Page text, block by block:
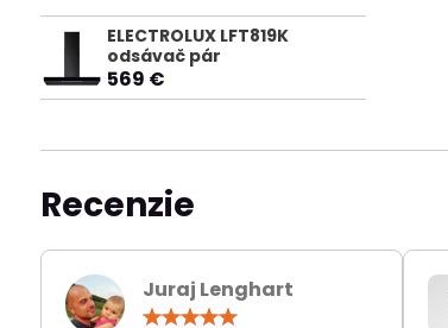
ELECTROLUX LFT819K
odsávač pár
569 €
Recenzie
Juraj Lenghart